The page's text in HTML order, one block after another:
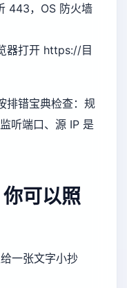
443，OS 防火墙
器打开 https://目
排错宝典检查：规
听端口、源 IP 是
可以照
一张文字小抄